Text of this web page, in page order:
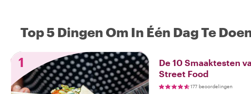
Top 5 Dingen Om In Één Dag Te
1
De 10 Smaaktesten
Street Food
177 beoordelingen